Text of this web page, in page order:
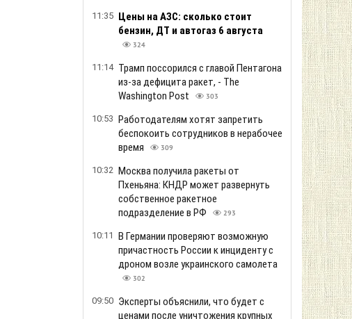
11:35 Цены на АЗС: сколько стоит
бензин, ДТ и автогаз 6 августа
324
11:14 Трамп поссорился с главой Пентагона
из-за дефицита ракет, - The
Washington Post
303
10:53 Работодателям хотят запретить
беспокоить сотрудников в нерабочее
время
309
10:32 Москва получила ракеты от
Пхеньяна: КНДР может развернуть
собственное ракетное
подразделение в РФ
293
10:11 В Германии проверяют возможную
причастность России к инциденту с
дроном возле украинского самолета
302
09:50 Эксперты объяснили, что будет с
ценами после уничтожения крупных